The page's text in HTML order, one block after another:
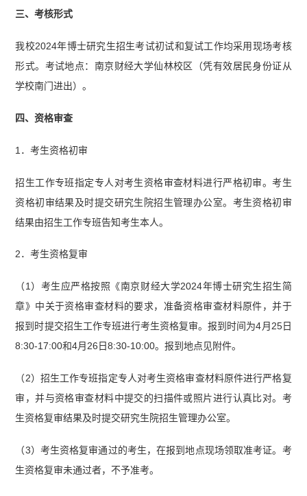
三、考核形式
我校2024年博士研究生招生考试初试和复试工作均采用现场考核
形式。考试地点：南京财经大学仙林校区（凭有效居民身份证从
学校南门进出）。
四、资格审查
1．考生资格初审
招生工作专班指定专人对考生资格审查材料进行严格初审。考生
资格初审结果及时提交研究生院招生管理办公室。考生资格初审
结果由招生工作专班告知考生本人。
2．考生资格复审
（1）考生应严格按照《南京财经大学2024年博士研究生招生简
章》中关于资格审查材料的要求，准备资格审查材料原件，并于
报到时提交招生工作专班进行考生资格复审。报到时间为4月25日
8:30-17:00和4月26日8:30-10:00。报到地点见附件。
（2）招生工作专班指定专人对考生资格审查材料原件进行严格复
审，并与资格审查材料中提交的扫描件或照片进行认真比对。考
生资格复审结果及时提交研究生院招生管理办公室。
（3）考生资格复审通过的考生，在报到地点现场领取准考证。考
生资格复审未通过者，不予准考。